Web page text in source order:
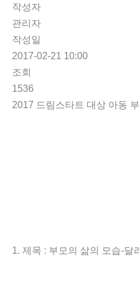
작성자
관리자
작성일
2017-02-21 10:00
조회
1536
2017 드림스타트 대상 아동
1. 제목 : 부모의 삶의 모습-달